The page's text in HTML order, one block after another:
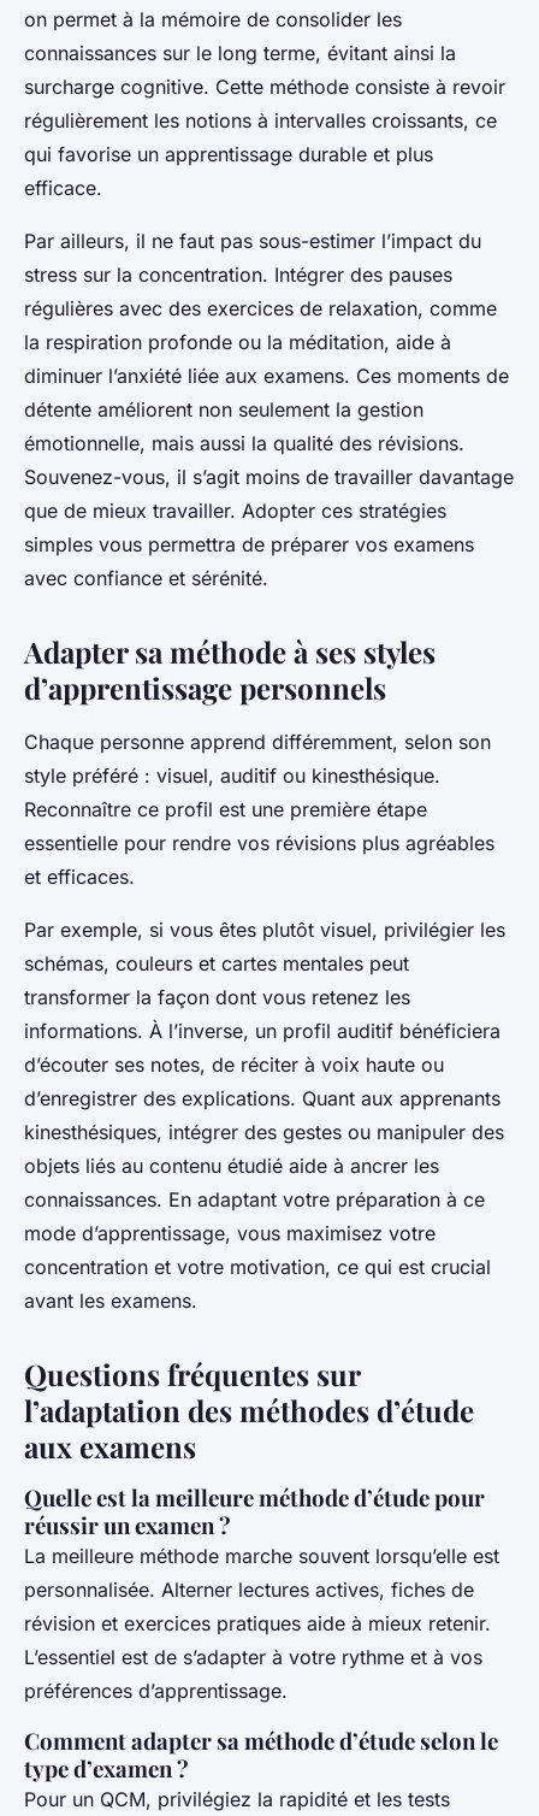
on permet à la mémoire de consolider les
connaissances sur le long terme, évitant ainsi la
surcharge cognitive. Cette méthode consiste à revoir
régulièrement les notions à intervalles croissants, ce
qui favorise un apprentissage durable et plus
efficace.
Par ailleurs, il ne faut pas sous-estimer l’impact du
stress sur la concentration. Intégrer des pauses
régulières avec des exercices de relaxation, comme
la respiration profonde ou la méditation, aide à
diminuer l’anxiété liée aux examens. Ces moments de
détente améliorent non seulement la gestion
émotionnelle, mais aussi la qualité des révisions.
Souvenez-vous, il s’agit moins de travailler davantage
que de mieux travailler. Adopter ces stratégies
simples vous permettra de préparer vos examens
avec confiance et sérénité.
Adapter sa méthode à ses styles
d’apprentissage personnels
Chaque personne apprend différemment, selon son
style préféré : visuel, auditif ou kinesthésique.
Reconnaître ce profil est une première étape
essentielle pour rendre vos révisions plus agréables
et efficaces.
Par exemple, si vous êtes plutôt visuel, privilégier les
schémas, couleurs et cartes mentales peut
transformer la façon dont vous retenez les
informations. À l’inverse, un profil auditif bénéficiera
d’écouter ses notes, de réciter à voix haute ou
d’enregistrer des explications. Quant aux apprenants
kinesthésiques, intégrer des gestes ou manipuler des
objets liés au contenu étudié aide à ancrer les
connaissances. En adaptant votre préparation à ce
mode d’apprentissage, vous maximisez votre
concentration et votre motivation, ce qui est crucial
avant les examens.
Questions fréquentes sur
l’adaptation des méthodes d’étude
aux examens
Quelle est la meilleure méthode d’étude pour
réussir un examen ?
La meilleure méthode marche souvent lorsqu’elle est
personnalisée. Alterner lectures actives, fiches de
révision et exercices pratiques aide à mieux retenir.
L’essentiel est de s’adapter à votre rythme et à vos
préférences d’apprentissage.
Comment adapter sa méthode d’étude selon le
type d’examen ?
Pour un QCM, privilégiez la rapidité et les tests